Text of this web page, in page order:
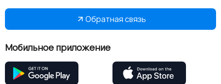
Обратная связь
Мобильное приложение